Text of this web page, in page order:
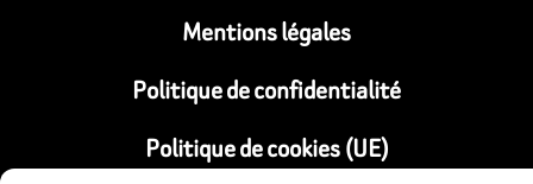
Mentions légales
Politique de confidentialité
Politique de cookies (UE)